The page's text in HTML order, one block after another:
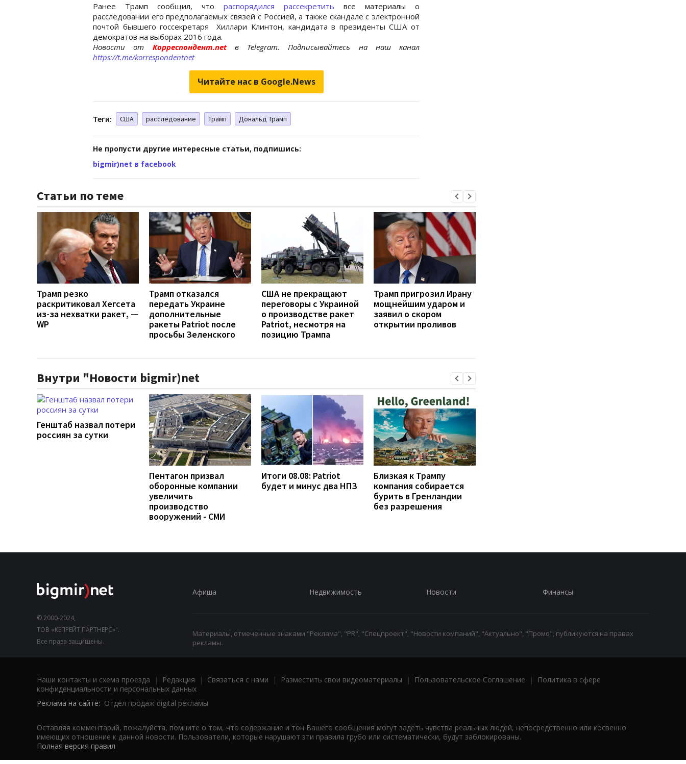
Ранее Трамп сообщил, что распорядился рассекретить все материалы о
расследовании его предполагаемых связей с Россией, а также скандале с электронной
почтой бывшего госсекретаря Хиллари Клинтон, кандидата в президенты США от
демократов на выборах 2016 года.
Новости от Корреспондент.net в Telegram. Подписывайтесь на наш канал
https://t.me/korrespondentnet
Читайте нас в Google.News
Теги: США расследование Трамп Дональд Трамп
Не пропусти другие интересные статьи, подпишись:
bigmir)net в facebook
Статьи по теме
Трамп резко
раскритиковал Хегсета
из-за нехватки ракет, —
WP
Трамп отказался
передать Украине
дополнительные
ракеты Patriot после
просьбы Зеленского
США не прекращают
переговоры с Украиной
о производстве ракет
Patriot, несмотря на
позицию Трампа
Трамп пригрозил Ирану
мощнейшим ударом и
заявил о скором
открытии проливов
Внутри "Новости bigmir)net
Генштаб назвал потери
россиян за сутки
Пентагон призвал
оборонные компании
увеличить
производство
вооружений - СМИ
Итоги 08.08: Patriot
будет и минус два НПЗ
Близкая к Трампу
компания собирается
бурить в Гренландии
без разрешения
© 2000-2024,
ТОВ «КЕПРЕЙТ ПАРТНЕРС»".
Все права защищены.
Афиша Недвижимость Новости Финансы
Материалы, отмеченные знаками "Реклама", "PR", "Спецпроект", "Новости компаний", "Актуально", "Промо", публикуются на правах
рекламы.
Наши контакты и схема проезда | Редакция | Связаться с нами | Разместить свои видеоматериалы | Пользовательское Соглашение |
Политика в сфере
конфиденциальности и персональных данных
Реклама на сайте: Отдел продаж digital рекламы
Оставляя комментарий, пожалуйста, помните о том, что содержание и тон Вашего сообщения могут задеть чувства реальных людей, непосредственно или косвенно
имеющих отношение к данной новости. Пользователи, которые нарушают эти правила грубо или систематически, будут заблокированы.
Полная версия правил